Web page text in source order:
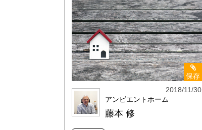
保存
2018/11/30
アンビエントホーム
藤本 修